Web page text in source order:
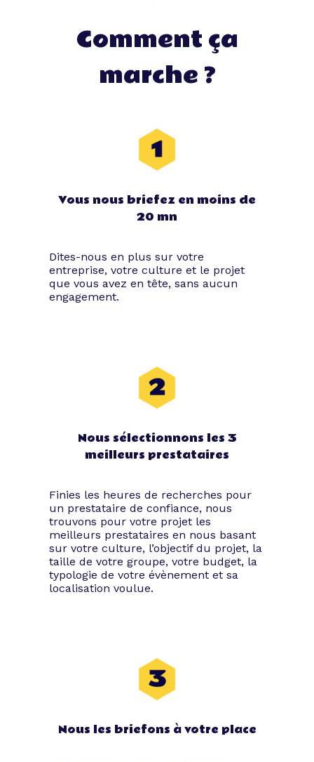
Comment ça
marche ?
Vous nous briefez en moins de
20 mn
Dites-nous en plus sur votre
entreprise, votre culture et le projet
que vous avez en tête, sans aucun
engagement.
Nous sélectionnons les 3
meilleurs prestataires
Finies les heures de recherches pour
un prestataire de confiance, nous
trouvons pour votre projet les
meilleurs prestataires en nous basant
sur votre culture, l’objectif du projet, la
taille de votre groupe, votre budget, la
typologie de votre évènement et sa
localisation voulue.
Nous les briefons à votre place